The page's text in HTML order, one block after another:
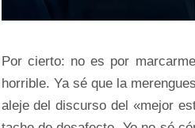
Por cierto: no es por
horrible. Ya sé que la
aleje del discurso del «mejor